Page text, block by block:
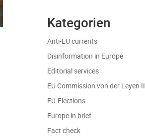
Kategorien
Anti-EU currents
Disinformation in Europe
Editorial services
EU Commission von der Leyen II
EU-Elections
Europe in brief
Fact check